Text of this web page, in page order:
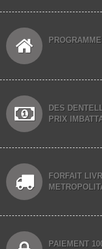
DES
PRIX
FORFAIT
PAIEMENT